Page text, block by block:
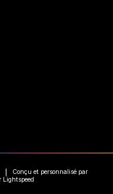
Conçu et personnalisé par
Lightspeed